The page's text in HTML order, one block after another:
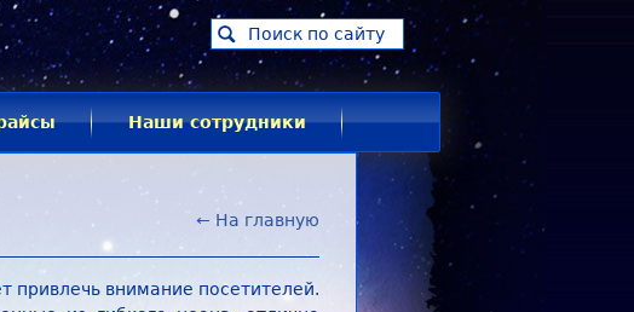
Search
this
Наши сотрудники
← На главную
привлечь внимание посетителей.